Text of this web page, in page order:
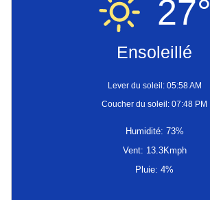
27°
Ensoleillé
Lever du soleil: 05:58 AM
Coucher du soleil: 07:48 PM
Humidité: 73%
Vent: 13.3Kmph
Pluie: 4%